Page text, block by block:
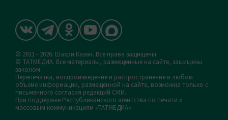
© 2011 - 2026. Шахри Казан. Все права защищены.
© ТАТМЕДИА. Все материалы, размещенные на сайте, защищены
законом.
Перепечатка, воспроизведение и распространение в любом
объеме информации, размещенной на сайте, возможна только с
письменного согласия редакций СМИ.
При поддержке Республиканского агентства по печати и
массовым коммуникациям «ТАТМЕДИА».